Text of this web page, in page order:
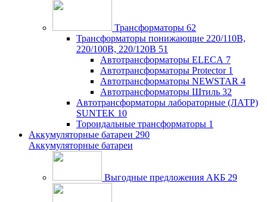
Трансформаторы 62
Трансформаторы понижающие 220/110В,
220/100В, 220/120В 51
Автотрансформаторы ELECA 7
Автотрансформаторы Protector 1
Автотрансформаторы NEWSTAR 4
Автотрансформаторы Штиль 32
Автотрансформаторы лабораторные (ЛАТР)
SUNTEK 10
Тороидальные трансформаторы 1
Аккумуляторные батареи 290
Аккумуляторные батареи
Выгодные предложения АКБ 29